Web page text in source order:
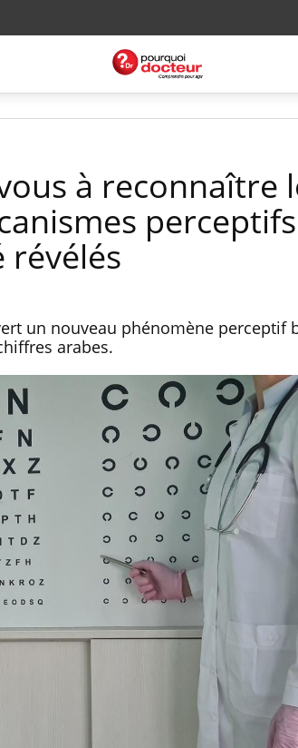
à reconnaître
un nouveau phénomène perceptif
arabes.